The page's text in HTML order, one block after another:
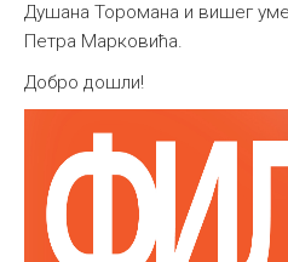
Душана Торомана и вишег
Петра Марковића.
Добро дошли!